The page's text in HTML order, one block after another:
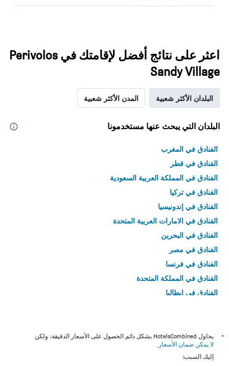
اعثر على نتائج أفضل لإقامتك في Perivolos
Sandy Village
البلدان الأكثر شعبية المدن الأكثر شعبية
البلدان التي يبحث عنها مستخدمونا
الفنادق في المغرب
الفنادق في قطر
الفنادق في المملكة العربية السعودية
الفنادق في تركيا
الفنادق في إندونيسيا
الفنادق في الامارات العربية المتحدة
الفنادق في البحرين
الفنادق في مصر
الفنادق في فرنسا
الفنادق في المملكة المتحدة
الفنادق في إيطاليا
*
يحاول HotelsCombined بشكل دائم الحصول على الأسعار الدقيقة، ولكن
لا يمكن ضمان الأسعار .
إليك السبب: